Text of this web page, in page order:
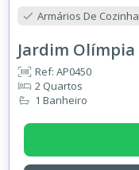
Armários De Cozinha
Jardim Olímpia
Ref: AP0450
2 Quartos
1 Banheiro